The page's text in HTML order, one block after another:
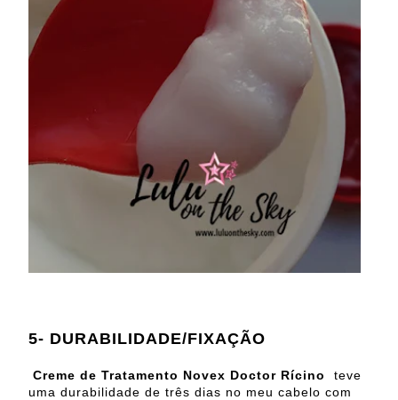
5- DURABILIDADE/FIXAÇÃO
Creme de Tratamento Novex Doctor Rícino teve
uma durabilidade de três dias no meu cabelo com